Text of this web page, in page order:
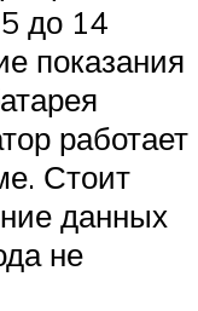
до 14
показания
работает
Стоит
данных
не